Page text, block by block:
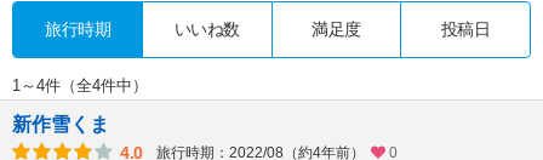
旅行時期 いいね数 満足度 投稿日
1～4件（全4件中）
新作雪くま
4.0 旅行時期：2022/08（約4年前）
0